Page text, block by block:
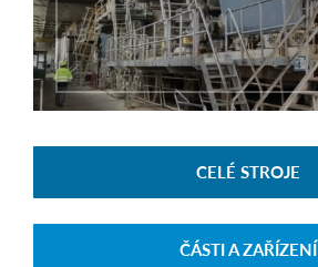
CELÉ STROJE
ČÁSTI A ZAŘÍZENÍ